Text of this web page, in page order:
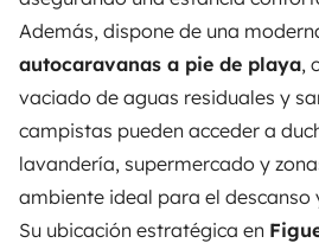
Además, dispone de una
autocaravanas a pie de playa,
vaciado de aguas residuales y
campistas pueden acceder a
lavandería, supermercado y
ambiente ideal para el descanso
Su ubicación estratégica en